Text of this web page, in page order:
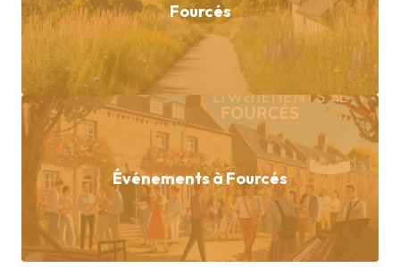
Fourcés
Événements à Fourcés